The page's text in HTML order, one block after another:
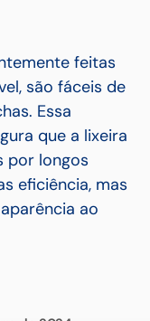
feitas
são fáceis de
Essa
que a lixeira
por longos
eficiência, mas
ao